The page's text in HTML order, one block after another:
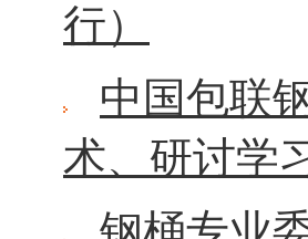
行）
中国包联
术、研讨学